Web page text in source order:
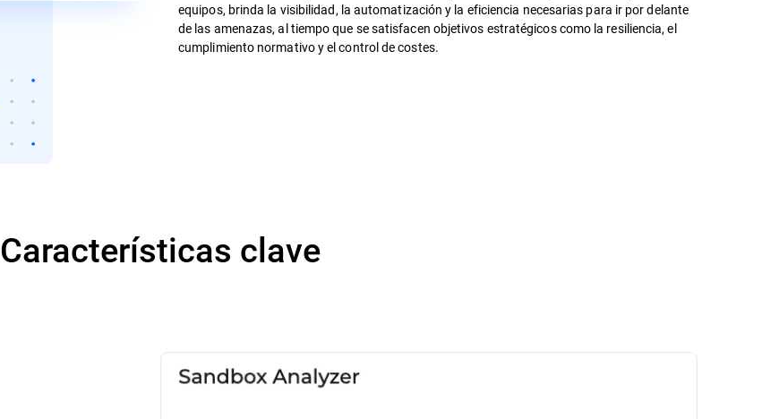
equipos, brinda la visibilidad, la automatización y la eficiencia necesarias para ir por delante
de las amenazas, al tiempo que se satisfacen objetivos estratégicos como la resiliencia, el
cumplimiento normativo y el control de costes.
Características clave